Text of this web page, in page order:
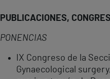
PUBLICACIONES,
PONENCIAS
IX Congreso de la
Gynaecological